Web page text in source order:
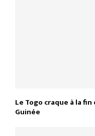
Le Togo craque à la
Guinée